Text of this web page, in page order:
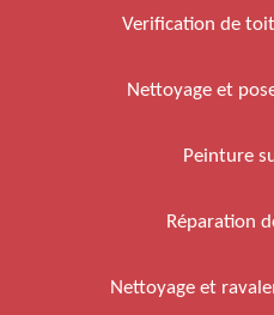
Verification de
Nettoyage et
Peinture
Réparation
Nettoyage et